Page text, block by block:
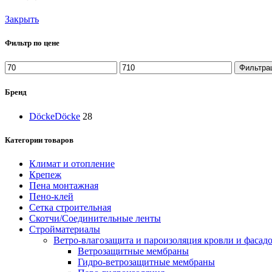
Закрыть
Фильтр по цене
Минимальная
цена
Максимальная
цена
Бренд
DöckeDöcke 28
Категории товаров
Климат и отопление
Крепеж
Пена монтажная
Пено-клей
Сетка строительная
Скотчи/Соединительные ленты
Стройматериалы
Ветро-влагозащита и пароизоляция кровли и
Ветрозащитные мембраны
Гидро-ветрозащитные мембраны